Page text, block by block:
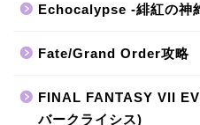
Echocalypse -緋紅の神
Fate/Grand Order攻略
FINAL FANTASY VII
バークライシス)